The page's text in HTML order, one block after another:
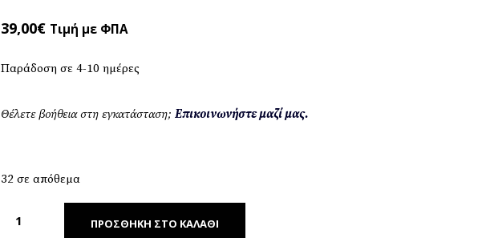
39,00€ Τιμή με ΦΠΑ
Παράδοση σε 4-10 ημέρες
Θέλετε βοήθεια στη εγκατάσταση; Επικοινωνήστε μαζί μας.
32 σε απόθεμα
ΠΡΟΣΘΉΚΗ ΣΤΟ ΚΑΛΆΘΙ